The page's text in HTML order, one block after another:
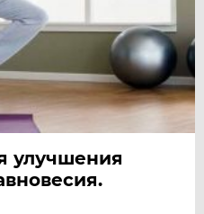
улучшения